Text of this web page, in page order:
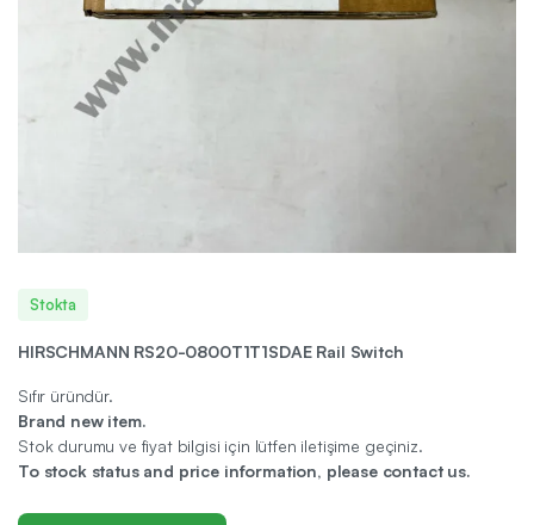
Stokta
HIRSCHMANN RS20-0800T1T1SDAE Rail Switch
Sıfır üründür.
Brand new item.
Stok durumu ve fiyat bilgisi için lütfen iletişime geçiniz.
To stock status and price information, please contact us.